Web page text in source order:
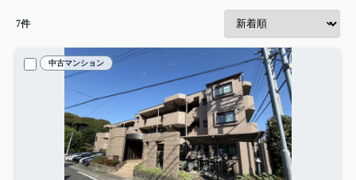
7件
中古マンション